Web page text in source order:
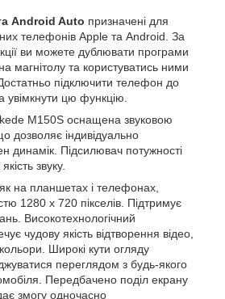
Android Auto призначені для
телефонів Apple та Android. За
ви можете дублювати програми
магнітолу та користуватись ними
підключити телефон до
увімкнути цю функцію.
M150S оснащена звуковою
дозволяє індивідуально
динамік. Підсилювач потужності
звуку.
як на планшетах і телефонах,
1280 х 720 пікселів. Підтримує
Високотехнологічний
чудову якість відтворення відео,
Широкі кути огляду
переглядом з будь-якого
Передбачено поділ екрану
змогу одночасно